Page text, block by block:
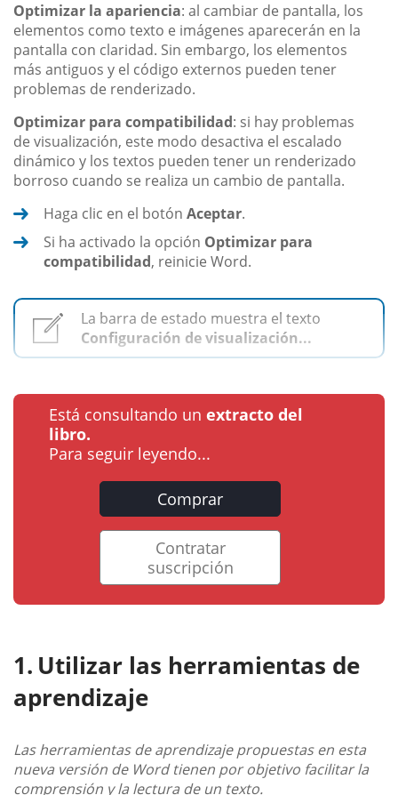
Optimizar la apariencia: al cambiar de pantalla, los
elementos como texto e imágenes aparecerán en la
pantalla con claridad. Sin embargo, los elementos
más antiguos y el código externos pueden tener
problemas de renderizado.
Optimizar para compatibilidad: si hay problemas
de visualización, este modo desactiva el escalado
dinámico y los textos pueden tener un renderizado
borroso cuando se realiza un cambio de pantalla.
Haga clic en el botón Aceptar.
Si ha activado la opción Optimizar para
compatibilidad, reinicie Word.
La barra de estado muestra el texto
Configuración de visualización...
Está consultando un extracto del
libro.
Para seguir leyendo...
Comprar
Contratar
suscripción
Utilizar las herramientas de
aprendizaje
Las herramientas de aprendizaje propuestas en esta
nueva versión de Word tienen por objetivo facilitar la
comprensión y la lectura de un texto.